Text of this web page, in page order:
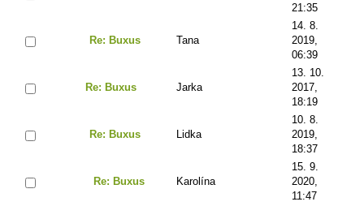
21:35
Re: Buxus Tana
14. 8.
2019,
06:39
Re: Buxus Jarka
13. 10.
2017,
18:19
Re: Buxus Lidka
10. 8.
2019,
18:37
Re: Buxus Karolína
15. 9.
2020,
11:47